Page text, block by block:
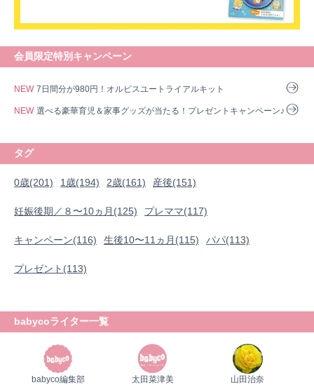
会員限定特別キャンペーン
NEW 7日間分が980円！オルビスユートライアルキット
NEW 選べる豪華育児＆家事グッズが当たる！プレゼントキャンペーン♪
タグ
0歳(201) 1歳(194) 2歳(161) 産後(151)
妊娠後期／８〜10ヵ月(125) プレママ(117)
キャンペーン(116) 生後10〜11ヵ月(115) パパ(113)
プレゼント(113)
babycoライター一覧
babyco編集部 太田菜津美 山田治奈
0歳 1歳 産後
妊娠後期／８〜10ヵ月